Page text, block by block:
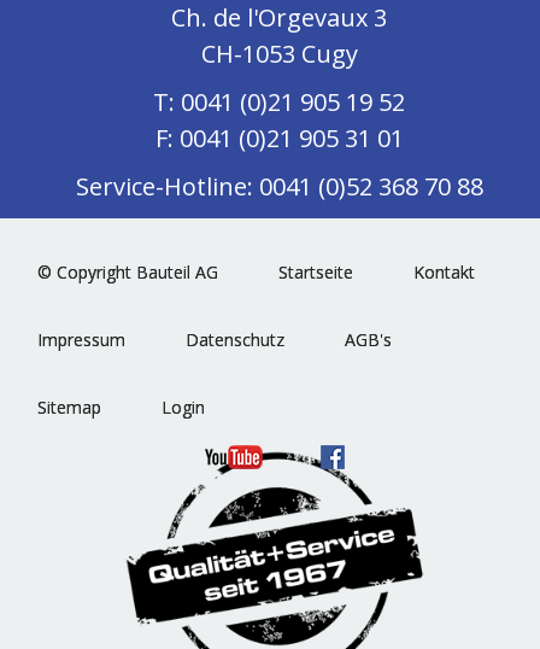
Ch. de l'Orgevaux 3
CH-1053 Cugy
T: 0041 (0)21 905 19 52
F: 0041 (0)21 905 31 01
Service-Hotline: 0041 (0)52 368 70 88
© Copyright Bauteil AG Startseite Kontakt
Impressum Datenschutz AGB's
Sitemap Login